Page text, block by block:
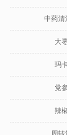
中药清
大
玛
党
辣